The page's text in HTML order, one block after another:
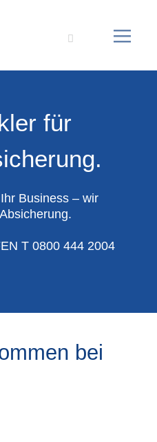
für
für
Business – wir
T 0800 444 2004
bei